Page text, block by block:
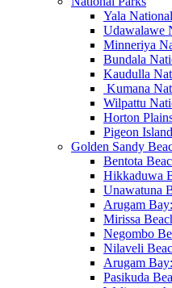
Yala
Udawalawe
Minneriya
Bundala
Kaudulla
Kumana
Wilpattu
Horton
Pigeon
Golden Sandy
Bentota
Hikkaduwa
Unawatuna
Arugam
Mirissa
Negombo
Nilaveli
Arugam
Pasikuda